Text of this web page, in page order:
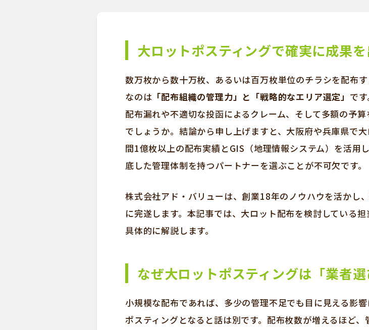
大ロットポスティングで確実に成果
数万枚から数十万枚、あるいは百万枚単位のチラシを配布
なのは 「配布組織の管理力」と「戦略的なエリア選定」 で
配布漏れや不適切な投函によるクレーム、そして多額の予
でしょうか。結論から申し上げますと、大阪府や兵庫県で
間1億枚以上の配布実績とGIS（地理情報システム）を活用
底した管理体制を持つパートナーを選ぶことが不可欠です。
株式会社アド・バリューは、創業18年のノウハウを活かし
に完遂します。本記事では、大ロット配布を検討している
具体的に解説します。
なぜ大ロットポスティングは「業者
小規模な配布であれば、多少の管理不足でも目に見える影
ポスティングとなると話は別です。配布枚数が増えるほど